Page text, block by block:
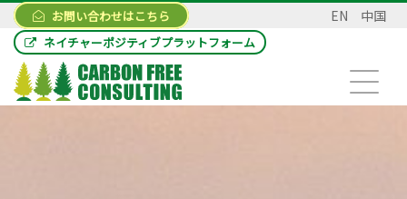
お問い合わせはこちら EN 中国
ネイチャーポジティブプラットフォーム